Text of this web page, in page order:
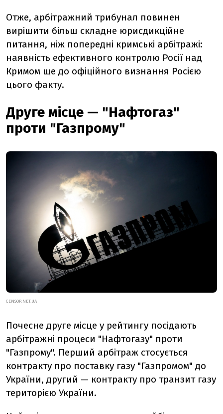
Отже, арбітражний трибунал повинен
вирішити більш складне юрисдикційне
питання, ніж попередні кримські арбітражі:
наявність ефективного контролю Росії над
Кримом ще до офіційного визнання Росією
цього факту.
Друге місце — "Нафтогаз"
проти "Газпрому"
CENSOR.NET.UA
Почесне друге місце у рейтингу посідають
арбітражні процеси "Нафтогазу" проти
"Газпрому". Перший арбітраж стосується
контракту про поставку газу "Газпромом" до
України, другий — контракту про транзит газу
територією України.